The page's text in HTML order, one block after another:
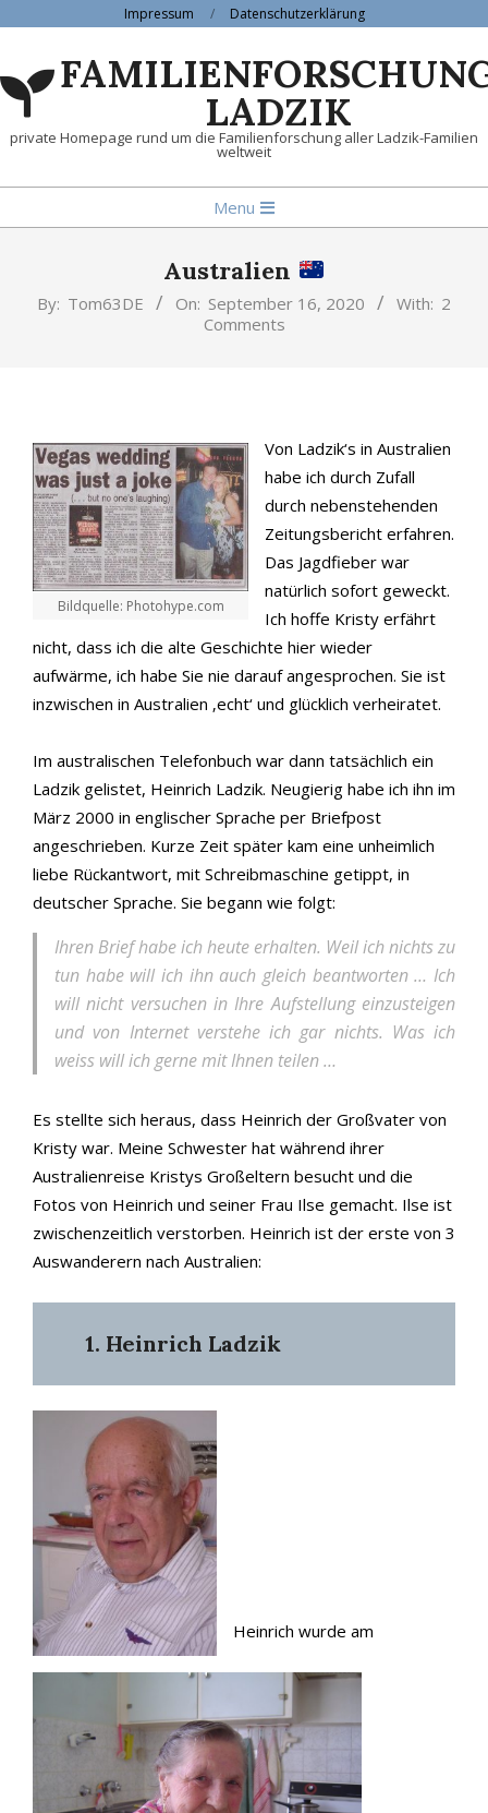
content
Impressum Datenschutzerklärung
LADZIK
private Homepage rund um die Familienforschung aller Ladzik-Familien
weltweit
Navigation
Menu
Australien
By: Tom63DE On: September 16, 2020 With: 2
Comments
Bildquelle: Photohype.com
Von Ladzik‘s in Australien
habe ich durch Zufall
durch nebenstehenden
Zeitungsbericht erfahren.
Das Jagdfieber war
natürlich sofort geweckt.
Ich hoffe Kristy erfährt
nicht, dass ich die alte Geschichte hier wieder
aufwärme, ich habe Sie nie darauf angesprochen. Sie ist
inzwischen in Australien ‚echt‘ und glücklich verheiratet.
Im australischen Telefonbuch war dann tatsächlich ein
Ladzik gelistet, Heinrich Ladzik. Neugierig habe ich ihn im
März 2000 in englischer Sprache per Briefpost
angeschrieben. Kurze Zeit später kam eine unheimlich
liebe Rückantwort, mit Schreibmaschine getippt, in
deutscher Sprache. Sie begann wie folgt:
Ihren Brief habe ich heute erhalten. Weil ich nichts zu
tun habe will ich ihn auch gleich beantworten … Ich
will nicht versuchen in Ihre Aufstellung einzusteigen
und von Internet verstehe ich gar nichts. Was ich
weiss will ich gerne mit Ihnen teilen …
Es stellte sich heraus, dass Heinrich der Großvater von
Kristy war. Meine Schwester hat während ihrer
Australienreise Kristys Großeltern besucht und die
Fotos von Heinrich und seiner Frau Ilse gemacht. Ilse ist
zwischenzeitlich verstorben. Heinrich ist der erste von 3
Auswanderern nach Australien:
1. Heinrich Ladzik
Heinrich wurde am